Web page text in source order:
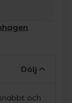
Dölj
och